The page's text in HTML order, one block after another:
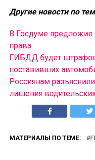
Другие новости по
В Госдуме
права
ГИБДД будет
поставивших
Россиянам
лишения
МАТЕРИАЛЫ ПО ТЕМЕ: